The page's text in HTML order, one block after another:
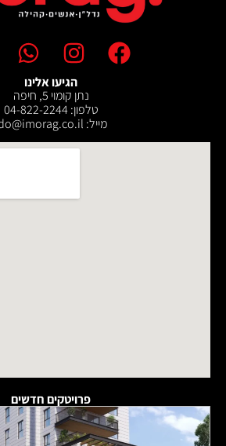
פרויטקים חדשים
הגיעו אלינו
נתן קומוי 5, חיפה
טלפון: 04-822-2244
מייל: ‫ido@imorag.co.il